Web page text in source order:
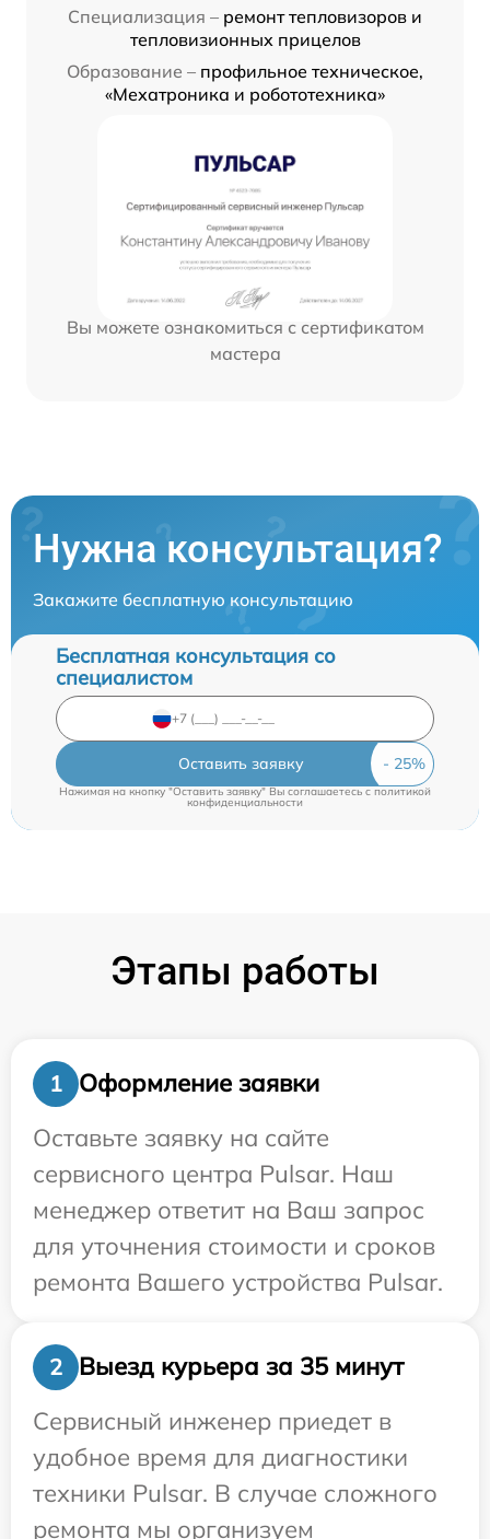
Специализация – ремонт тепловизоров и
тепловизионных прицелов
Образование – профильное техническое,
«Мехатроника и робототехника»
Вы можете ознакомиться с сертификатом
мастера
Нужна консультация?
Закажите бесплатную консультацию
Бесплатная консультация со
специалистом
Оставить заявку
Нажимая на кнопку "Оставить заявку" Вы соглашаетесь cполитикой
конфиденциальности
Этапы работы
1
Оформление заявки
Оставьте заявку на сайте
сервисного центра Pulsar. Наш
менеджер ответит на Ваш запрос
для уточнения стоимости и сроков
ремонта Вашего устройства Pulsar.
2
Выезд курьера за 35 минут
Сервисный инженер приедет в
удобное время для диагностики
техники Pulsar. В случае сложного
ремонта мы организуем